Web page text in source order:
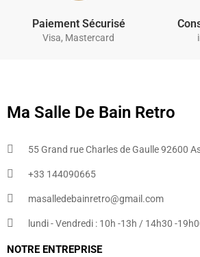
Paiement Sécurisé
Visa, Mastercard
Ma Salle De Bain Retro
55 Grand rue Charles de Gaulle 92600
+33 144090665​
masalledebainretro@gmail.com
lundi - Vendredi : 10h -13h / 14h30 -
NOTRE ENTREPRISE